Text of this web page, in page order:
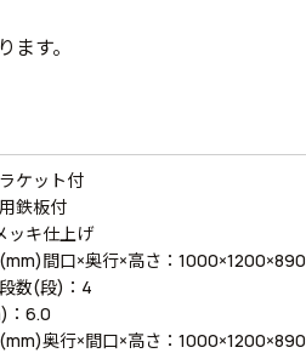
す。
ケット付
鉄板付
ッキ仕上げ
間口×奥行×高さ：1000×1200×890
数(段)：4
：6.0
奥行×間口×高さ：1000×1200×890